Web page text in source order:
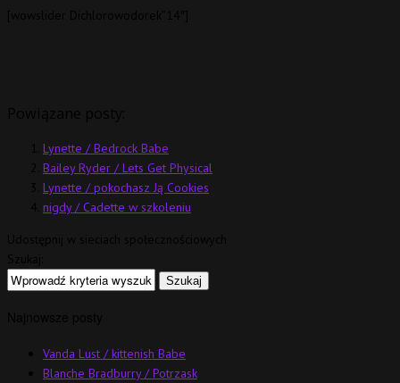
Lynette / Bedrock Babe
Bailey Ryder / Lets Get Physical
Lynette / pokochasz Ją Cookies
nigdy / Cadette w szkoleniu
Vanda Lust / kittenish Babe
Blanche Bradburry / Potrzask